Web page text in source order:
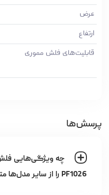
عرض
ارتفاع
قابلیت‌های فلش مموری
پرسش‌ها
چه ویژگی‌هایی
PF1026 را از سایر مدل‌ها متمایز می‌سازد؟